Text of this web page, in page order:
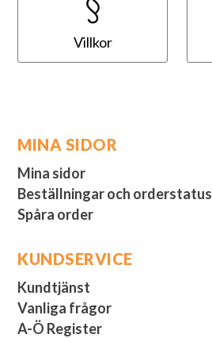
Villkor
MINA SIDOR
Mina sidor
Beställningar och orderstatus
Spåra order
KUNDSERVICE
Kundtjänst
Vanliga frågor
A-Ö Register